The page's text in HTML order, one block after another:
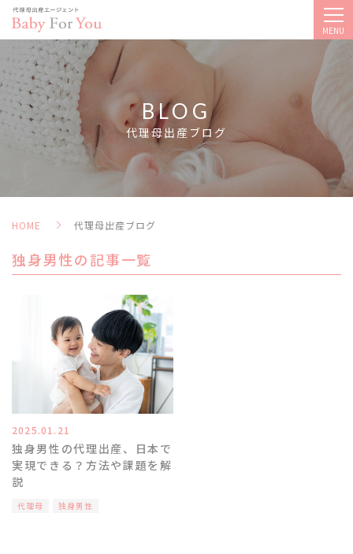
MENU
BLOG
代理母出産ブログ
HOME 代理母出産ブログ
独身男性の記事一覧
2025.01.21
独身男性の代理出産、日本で
実現できる？方法や課題を解
説
代理母 独身男性